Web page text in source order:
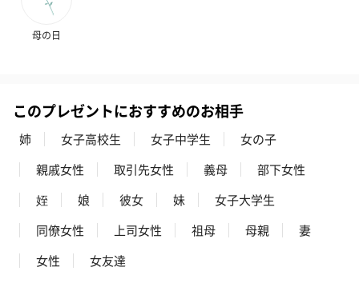
リラックスグッズ
リラックスグッズを同梱してお届けします。
かき氷入浴剤4点セット
かき氷入浴剤4点セット
円）
母の日
このプレゼントにおすすめのお相手
姉 女子高校生 女子中学生
女の子
親戚女性
取引先女性 義母
部下女性
姪
娘 彼女 妹
女子大学生
同僚女性
上司女性 祖母 母親
妻
女性
女友達